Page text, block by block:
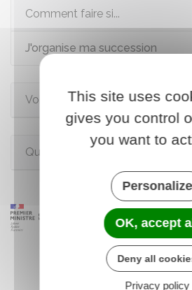
Comment faire si...
J'organise ma succession
Voir aussi
Questions ? Réponses !
This site uses
gives you control
you want to
Personalize
OK, accept
Deny all
Privacy policy